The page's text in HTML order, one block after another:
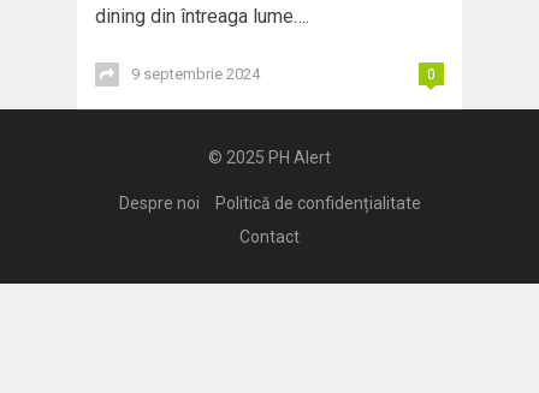
dining din întreaga lume….
9 septembrie 2024 0
© 2025 PH Alert
Despre noi
Politică de confidențialitate
Contact